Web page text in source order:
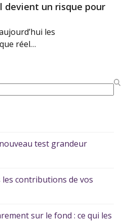
devient un risque pour
les
réel…
test grandeur
contributions de vos
sur le fond : ce qui les